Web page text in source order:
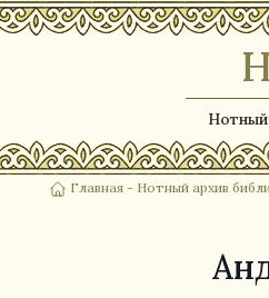
Главная - Нотный архив